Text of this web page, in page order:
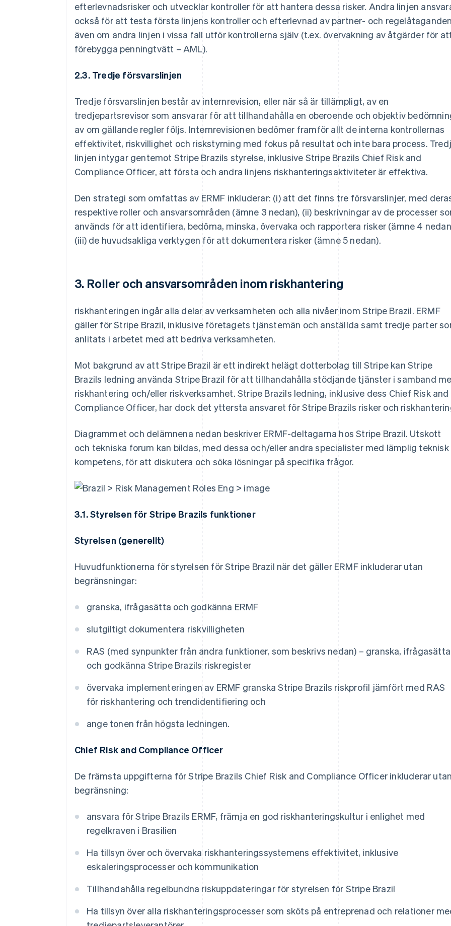
efterlevnadsrisker och utvecklar kontroller för att hantera dessa risker. Andra linjen
också för att testa första linjens kontroller och efterlevnad av partner- och
även om andra linjen i vissa fall utför kontrollerna själv (t.ex. övervakning av åtgärder för
förebygga penningtvätt – AML).
2.3. Tredje försvarslinjen
Tredje försvarslinjen består av internrevision, eller när så är tillämpligt, av en
tredjepartsrevisor som ansvarar för att tillhandahålla en oberoende och objektiv
av om gällande regler följs. Internrevisionen bedömer framför allt de interna kontrollernas
effektivitet, riskvillighet och riskstyrning med fokus på resultat och inte bara process.
linjen intygar gentemot Stripe Brazils styrelse, inklusive Stripe Brazils Chief Risk and
Compliance Officer, att första och andra linjens riskhanteringsaktiviteter är effektiva.
Den strategi som omfattas av ERMF inkluderar: (i) att det finns tre försvarslinjer, med
respektive roller och ansvarsområden (ämne 3 nedan), (ii) beskrivningar av de processer
används för att identifiera, bedöma, minska, övervaka och rapportera risker (ämne 4
(iii) de huvudsakliga verktygen för att dokumentera risker (ämne 5 nedan).
3. Roller och ansvarsområden inom riskhantering
riskhanteringen ingår alla delar av verksamheten och alla nivåer inom Stripe Brazil. ERMF
gäller för Stripe Brazil, inklusive företagets tjänstemän och anställda samt tredje parter
anlitats i arbetet med att bedriva verksamheten.
Mot bakgrund av att Stripe Brazil är ett indirekt helägt dotterbolag till Stripe kan Stripe
Brazils ledning använda Stripe Brazil för att tillhandahålla stödjande tjänster i samband
riskhantering och/eller riskverksamhet. Stripe Brazils ledning, inklusive dess Chief Risk and
Compliance Officer, har dock det yttersta ansvaret för Stripe Brazils risker och
Diagrammet och delämnena nedan beskriver ERMF-deltagarna hos Stripe Brazil. Utskott
och tekniska forum kan bildas, med dessa och/eller andra specialister med lämplig teknisk
kompetens, för att diskutera och söka lösningar på specifika frågor.
3.1. Styrelsen för Stripe Brazils funktioner
Styrelsen (generellt)
Huvudfunktionerna för styrelsen för Stripe Brazil när det gäller ERMF inkluderar utan
begränsningar:
granska, ifrågasätta och godkänna ERMF
slutgiltigt dokumentera riskvilligheten
RAS (med synpunkter från andra funktioner, som beskrivs nedan) – granska, ifrågasätta
och godkänna Stripe Brazils riskregister
övervaka implementeringen av ERMF granska Stripe Brazils riskprofil jämfört med RAS
för riskhantering och trendidentifiering och
ange tonen från högsta ledningen.
Chief Risk and Compliance Officer
De främsta uppgifterna för Stripe Brazils Chief Risk and Compliance Officer inkluderar
begränsning:
ansvara för Stripe Brazils ERMF, främja en god riskhanteringskultur i enlighet med
regelkraven i Brasilien
Ha tillsyn över och övervaka riskhanteringssystemens effektivitet, inklusive
eskaleringsprocesser och kommunikation
Tillhandahålla regelbundna riskuppdateringar för styrelsen för Stripe Brazil
Ha tillsyn över alla riskhanteringsprocesser som sköts på entreprenad och relationer